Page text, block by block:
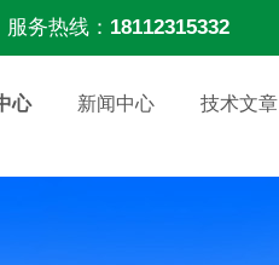
服务热线： 18112315332
心 新闻中心 技术文章